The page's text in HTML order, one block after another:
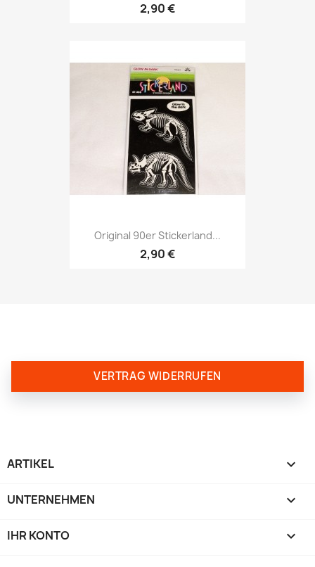
2,90 €
Original 90er Stickerland...
2,90 €
VERTRAG WIDERRUFEN
ARTIKEL 
UNTERNEHMEN 
IHR KONTO 